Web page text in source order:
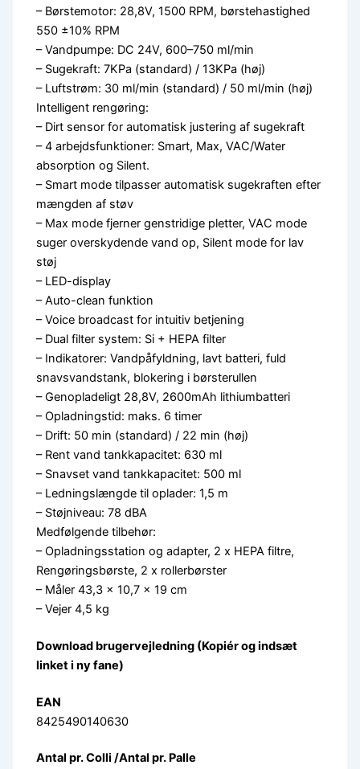
– Børstemotor: 28,8V, 1500 RPM, børstehastighed
550 ±10% RPM
– Vandpumpe: DC 24V, 600–750 ml/min
– Sugekraft: 7KPa (standard) / 13KPa (høj)
– Luftstrøm: 30 ml/min (standard) / 50 ml/min (høj)
Intelligent rengøring:
– Dirt sensor for automatisk justering af sugekraft
– 4 arbejdsfunktioner: Smart, Max, VAC/Water
absorption og Silent.
– Smart mode tilpasser automatisk sugekraften efter
mængden af støv
– Max mode fjerner genstridige pletter, VAC mode
suger overskydende vand op, Silent mode for lav
støj
– LED-display
– Auto-clean funktion
– Voice broadcast for intuitiv betjening
– Dual filter system: Si + HEPA filter
– Indikatorer: Vandpåfyldning, lavt batteri, fuld
snavsvandstank, blokering i børsterullen
– Genopladeligt 28,8V, 2600mAh lithiumbatteri
– Opladningstid: maks. 6 timer
– Drift: 50 min (standard) / 22 min (høj)
– Rent vand tankkapacitet: 630 ml
– Snavset vand tankkapacitet: 500 ml
– Ledningslængde til oplader: 1,5 m
– Støjniveau: 78 dBA
Medfølgende tilbehør:
– Opladningsstation og adapter, 2 x HEPA filtre,
Rengøringsbørste, 2 x rollerbørster
– Måler 43,3 x 10,7 x 19 cm
– Vejer 4,5 kg
Download brugervejledning (Kopiér og indsæt
linket i ny fane)
EAN
8425490140630
Antal pr. Colli /Antal pr. Palle